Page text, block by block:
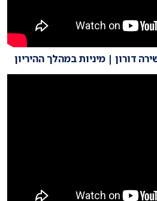
שירה דורון | מיניות במהלך ההיריון